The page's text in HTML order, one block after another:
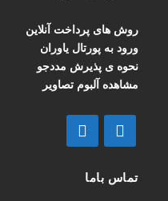
روش های پرداخت آنلاین
ورود به پورتال یاوران
نحوه ی پذیرش مددجو
مشاهده آلبوم تصاویر
تماس باما